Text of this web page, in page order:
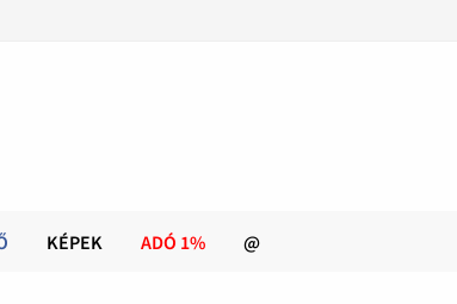
KÉPEK ADÓ 1% @